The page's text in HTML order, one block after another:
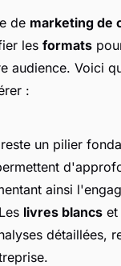
de marketing de
les formats
audience. Voici
:
reste un pilier
ainsi
livres blancs et
détaillées,